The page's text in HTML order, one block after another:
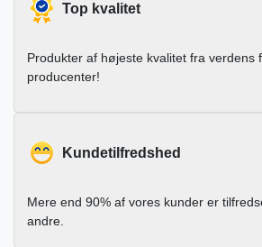
Top kvalitet
Produkter af højeste kvalitet fra verdens
producenter!
Kundetilfredshed
Mere end 90% af vores kunder er
andre.